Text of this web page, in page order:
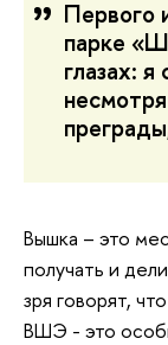
Первого
парке
глазах:
Вышка – это
получать и
зря говорят,
ВШЭ - это